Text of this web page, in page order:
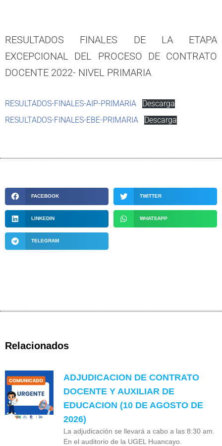
RESULTADOS FINALES DE LA ETAPA
EXCEPCIONAL DEL PROCESO DE CONTRATO
DOCENTE 2022- NIVEL PRIMARIA
RESULTADOS-FINALES-AIP-PRIMARIA
Descarga
RESULTADOS-FINALES-EBE-PRIMARIA
Descarga
FACEBOOK TWITTER
LINKEDIN WHATSAPP
TELEGRAM
Relacionados
ADJUDICACION DE CONTRATO
DOCENTE Y AUXILIAR DE
EDUCACION (10 DE AGOSTO DE
2026)
La adjudicación se llevará a cabo a las 8:30 am.
En el auditorio de la UGEL Huancayo.